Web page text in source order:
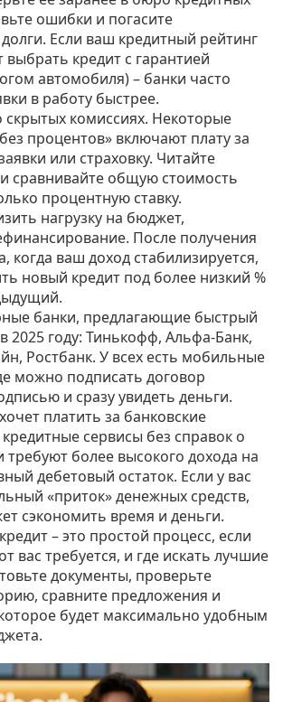
ошибки и погасите
Если ваш кредитный рейтинг
выбрать кредит с гарантией
автомобиля) – банки часто
в работу быстрее.
скрытых комиссиях. Некоторые
процентов» включают плату за
или страховку. Читайте
сравнивайте общую стоимость
процентную ставку.
нагрузку на бюджет,
После получения
когда ваш доход стабилизируется,
новый кредит под более низкий %
банки, предлагающие быстрый
2025 году: Тинькофф, Альфа‑Банк,
Ростбанк. У всех есть мобильные
можно подписать договор
и сразу увидеть деньги.
платить за банковские
сервисы без справок о
требуют более высокого дохода на
дебетовый остаток. Если у вас
«приток» денежных средств,
сэкономить время и деньги.
– это простой процесс, если
вас требуется, и где искать лучшие
документы, проверьте
сравните предложения и
будет максимально удобным